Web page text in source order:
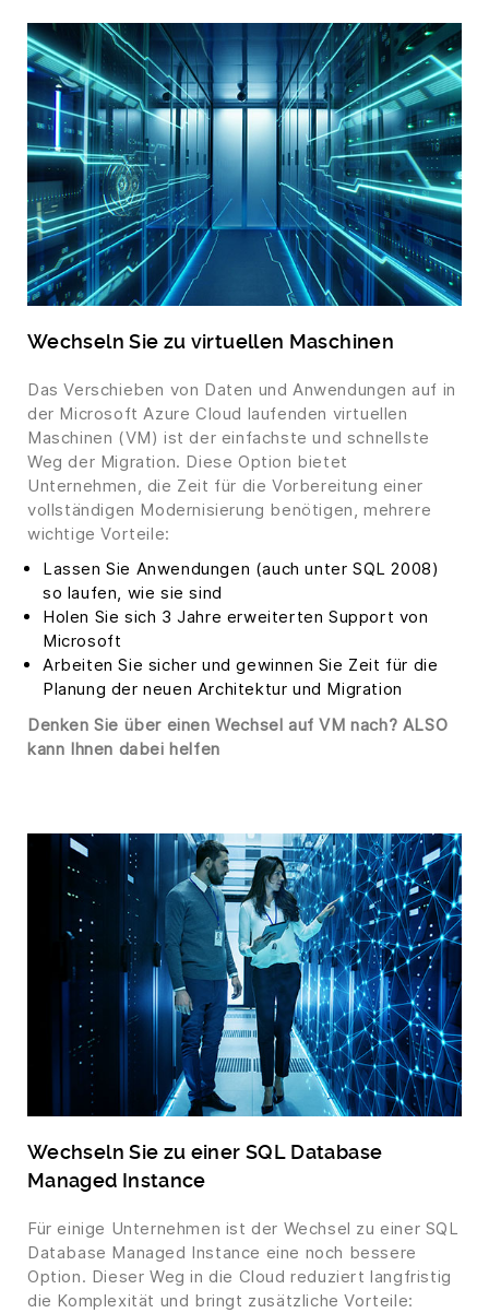
Wechseln Sie zu virtuellen Maschinen
Das Verschieben von Daten und Anwendungen auf in
der Microsoft Azure Cloud laufenden virtuellen
Maschinen (VM) ist der einfachste und schnellste
Weg der Migration. Diese Option bietet
Unternehmen, die Zeit für die Vorbereitung einer
vollständigen Modernisierung benötigen, mehrere
wichtige Vorteile:
Lassen Sie Anwendungen (auch unter SQL 2008)
so laufen, wie sie sind
Holen Sie sich 3 Jahre erweiterten Support von
Microsoft
Arbeiten Sie sicher und gewinnen Sie Zeit für die
Planung der neuen Architektur und Migration
Denken Sie über einen Wechsel auf VM nach? ALSO
kann Ihnen dabei helfen
Wechseln Sie zu einer SQL Database
Managed Instance
Für einige Unternehmen ist der Wechsel zu einer SQL
Database Managed Instance eine noch bessere
Option. Dieser Weg in die Cloud reduziert langfristig
die Komplexität und bringt zusätzliche Vorteile: